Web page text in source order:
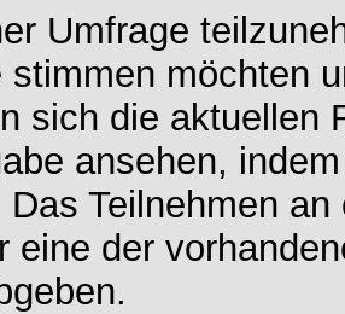
Umfrage
stimmen möchten
sich die aktuellen
ansehen,
Teilnehmen
eine der